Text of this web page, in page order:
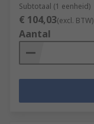
Subtotaal (1 eenheid)
€ 104,03(excl. BTW)
Aantal